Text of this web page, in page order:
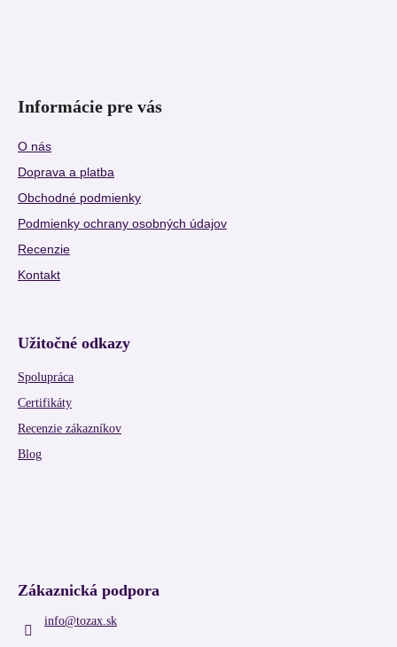
Informácie pre vás
O nás
Doprava a platba
Obchodné podmienky
Podmienky ochrany osobných údajov
Recenzie
Kontakt
Užitočné odkazy
Spolupráca
Certifikáty
Recenzie zákazníkov
Blog
Zákaznická podpora
info@tozax.sk